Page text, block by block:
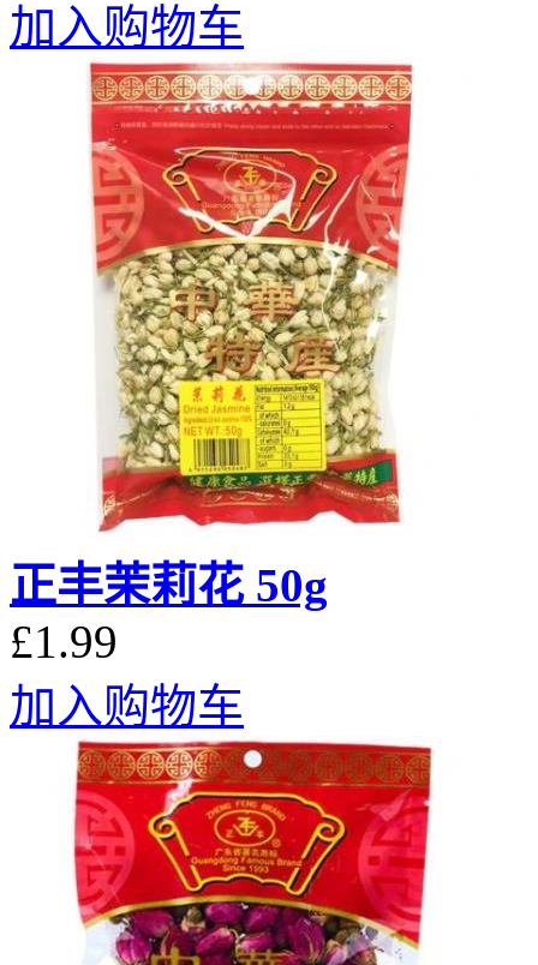
加入购物车
正丰茉莉花 50g
£1.99
加入购物车